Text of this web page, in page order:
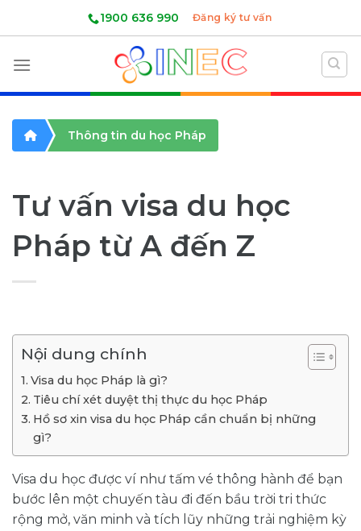
1900 636 990 Đăng ký tư vấn
Thông tin du học Pháp
Tư vấn visa du học
Pháp từ A đến Z
Nội dung chính
Visa du học Pháp là gì?
Tiêu chí xét duyệt thị thực du học Pháp
Hồ sơ xin visa du học Pháp cần chuẩn bị những
gì?
Visa du học được ví như tấm vé thông hành để bạn
bước lên một chuyến tàu đi đến bầu trời tri thức
rộng mở, văn minh và tích lũy những trải nghiệm kỳ